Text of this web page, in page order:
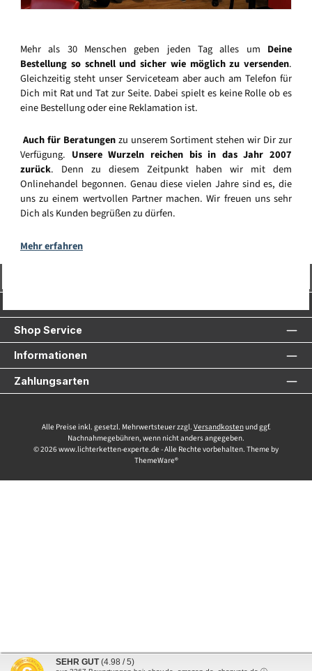
Mehr als 30 Menschen geben jeden Tag alles um Deine
Bestellung so schnell und sicher wie möglich zu versenden.
Gleichzeitig steht unser Serviceteam aber auch am Telefon für
Dich mit Rat und Tat zur Seite. Dabei spielt es keine Rolle ob es
eine Bestellung oder eine Reklamation ist.
Auch für Beratungenzu unserem Sortiment stehen wir Dir zur
Verfügung. Unsere Wurzeln reichen bis in das Jahr 2007
zurück. Denn zu diesem Zeitpunkt haben wir mit dem
Onlinehandel begonnen. Genau diese vielen Jahre sind es, die
uns zu einem wertvollen Partner machen. Wir freuen uns sehr
Dich als Kunden begrüßen zu dürfen.
Mehr erfahren
Shop Service
Informationen
Zahlungsarten
Alle Preise inkl. gesetzl. Mehrwertsteuer zzgl. Versandkostenund ggf.
Nachnahmegebühren, wenn nicht anders angegeben.
© 2026 www.lichterketten-experte.de - Alle Rechte vorbehalten. Theme by
ThemeWare®
SEHR GUT (4.98 / 5)